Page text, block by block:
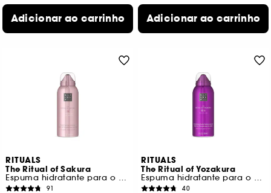
Adicionar ao carrinho Adicionar ao carrinho
RITUALS
The Ritual of Sakura
Espuma hidratante para o corpo
91
RITUALS
The Ritual of Yozakura
Espuma hidratante para o corpo
40